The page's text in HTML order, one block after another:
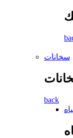
سخانات
back